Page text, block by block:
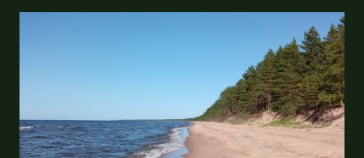
РАССВЕТ
КОРОВЬЕГО
ХРЕБТА